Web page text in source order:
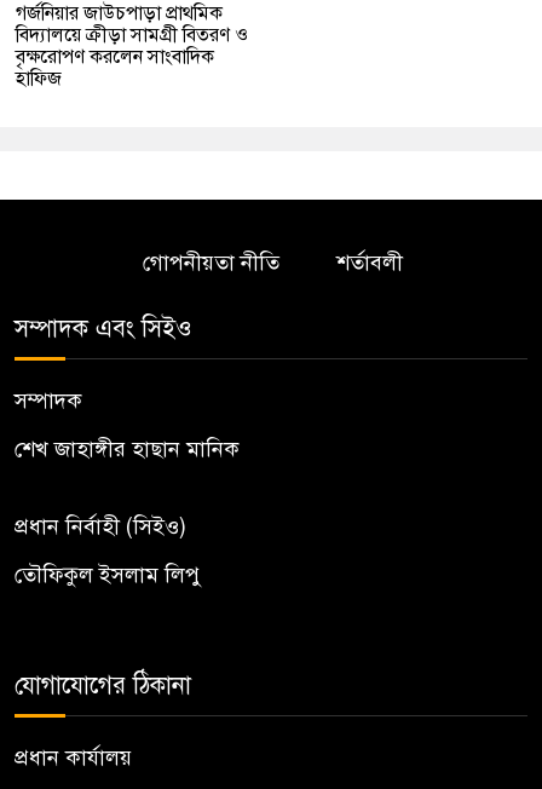
গর্জনিয়ার জাউচপাড়া প্রাথমিক
বিদ্যালয়ে ক্রীড়া সামগ্রী বিতরণ ও
বৃক্ষরোপণ করলেন সাংবাদিক
হাফিজ
গোপনীয়তা নীতি শর্তাবলী
সম্পাদক এবং সিইও
সম্পাদক
শেখ জাহাঙ্গীর হাছান মানিক
প্রধান নির্বাহী (সিইও)
তৌফিকুল ইসলাম লিপু
যোগাযোগের ঠিকানা
প্রধান কার্যালয়